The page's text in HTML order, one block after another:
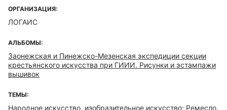
ОРГАНИЗАЦИЯ:
ЛОГАИС
АЛЬБОМЫ:
Заонежская и Пинежско-Мезенская экспедиции секции
крестьянского искусства при ГИИИ. Рисунки и эстампажи
вышивок
ТЕМЫ:
Народное искусство, изобразительное искусство; Ремесло.